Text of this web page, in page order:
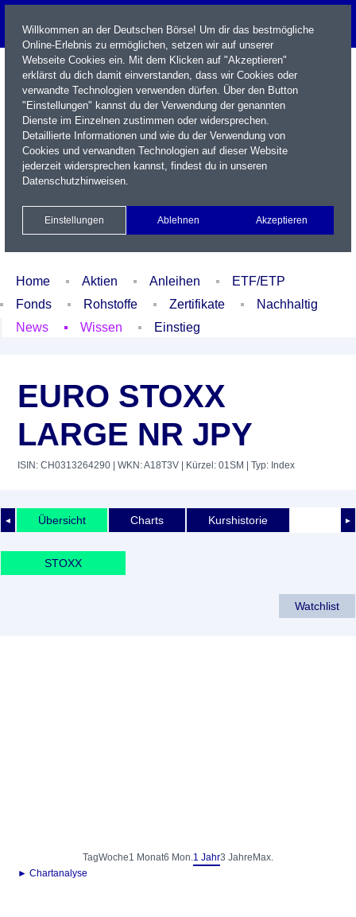
Name / WKN / ISIN / Kürzel
Xetra Realtime
Watchlist Portfolio Login
Home Aktien Anleihen
ETF/ETP
Fonds
Rohstoffe Zertifikate
Nachhaltig
News
Wissen Einstieg
EURO STOXX
LARGE NR JPY
ISIN: CH0313264290 | WKN: A18T3V | Kürzel: 01SM | Typ: Index
◄ ►
Übersicht Charts Kurshistorie
STOXX
Watchlist
TagWoche1 Monat6 Mon.1 Jahr3 Jahre Max.
► Chartanalyse
Willkommen an der Deutschen Börse! Um dir das bestmögliche
Online-Erlebnis zu ermöglichen, setzen wir auf unserer
Webseite Cookies ein. Mit dem Klicken auf "Akzeptieren"
erklärst du dich damit einverstanden, dass wir Cookies oder
verwandte Technologien verwenden dürfen. Über den Button
"Einstellungen" kannst du der Verwendung der genannten
Dienste im Einzelnen zustimmen oder widersprechen.
Detaillierte Informationen und wie du der Verwendung von
Cookies und verwandten Technologien auf dieser Website
jederzeit widersprechen kannst, findest du in unseren
Datenschutzhinweisen.
Einstellungen Ablehnen Akzeptieren